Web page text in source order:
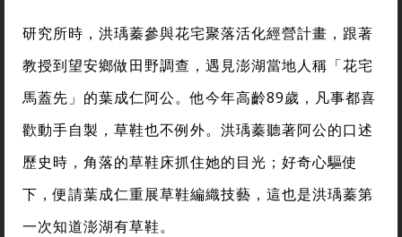
研究所時，洪瑀蓁參與花宅聚落活化經營計畫，跟著
教授到望安鄉做田野調查，遇見澎湖當地人稱「花宅
馬蓋先」的葉成仁阿公。他今年高齡89歲，凡事都喜
歡動手自製，草鞋也不例外。洪瑀蓁聽著阿公的口述
歷史時，角落的草鞋床抓住她的目光；好奇心驅使
下，便請葉成仁重展草鞋編織技藝，這也是洪瑀蓁第
一次知道澎湖有草鞋。